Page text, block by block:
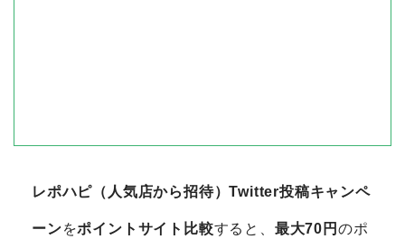
レポハピ（人気店から招待）Twitter投稿キャンペ
ーンをポイントサイト比較すると、 最大70円 のポ